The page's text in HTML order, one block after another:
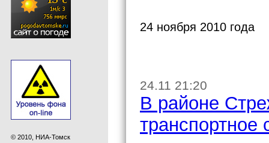
© 2010, НИА-Томск
24 ноября 2010 года
24.11 21:20
В районе